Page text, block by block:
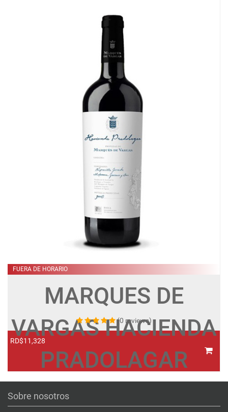
FUERA DE HORARIO
MARQUES DE
VARGAS HACIENDA
PRADOLAGAR
(0 reviews)
RD$11,328
Sobre nosotros